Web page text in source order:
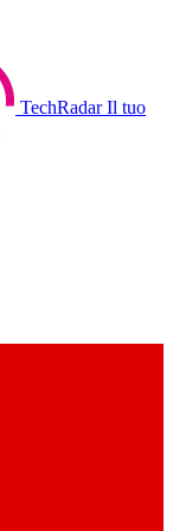
TechRadar Il tuo